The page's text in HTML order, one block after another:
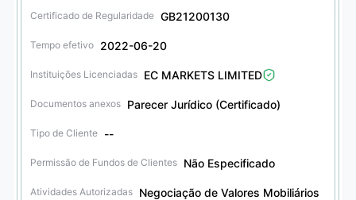
Certificado de Regularidade GB21200130
Tempo efetivo 2022-06-20
Instituições Licenciadas EC MARKETS LIMITED
Documentos anexos Parecer Jurídico (Certificado)
Tipo de Cliente --
Permissão de Fundos de Clientes Não Especificado
Atividades Autorizadas Negociação de Valores Mobiliários